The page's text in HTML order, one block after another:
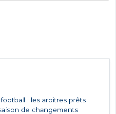
football : les arbitres prêts
de changements